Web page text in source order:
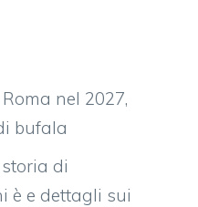
nel 2027,
bufala
di
è e dettagli sui